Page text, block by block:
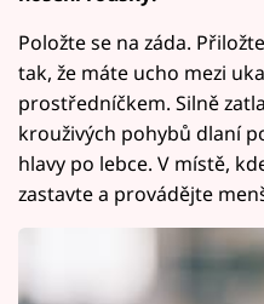
Položte se na záda.
tak, že máte ucho mezi
prostředníčkem. Silně
krouživých pohybů dlaní
hlavy po lebce. V místě,
zastavte a provádějte